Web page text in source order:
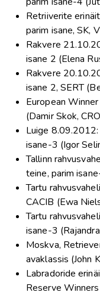
Retriiverite
parim isane, SK,
Rakvere
isane 2 (Elena
Rakvere
isane 2, SERT
European
(Damir Skok,
Luige
isane-3 (Igor
Tallinn
teine, parim
Tartu
CACIB (Ewa
Tartu
isane-3
Moskva,
avaklassis (John
Labradoride
Reserve